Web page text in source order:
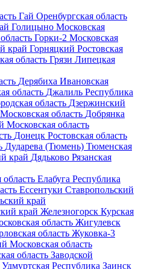
Гай Оренбургская область
Голицыно Московская
Горки-2 Московская
край Горняцкий Ростовская
область Грязи Липецкая
Дерябиха Ивановская
область Джалиль Республика
область Дзержинский
Московская область Добрянка
Московская область
Донецк Ростовская область
Дударева (Тюмень) Тюменская
край Дядьково Рязанская
область Елабуга Республика
Ессентуки Ставропольский
край
край Железногорск Курская
область Жигулевск
область Жуковка-3
Московская область
область Заводской
Удмуртская Республика Заинск